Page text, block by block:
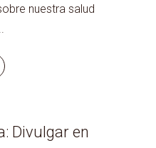
nuestra salud
Divulgar en